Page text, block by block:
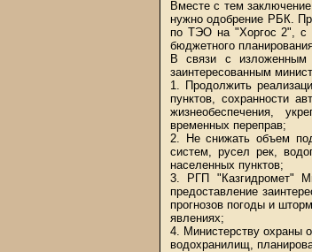
Вместе с тем
нужно одобрение РБК.
по ТЭО на "Хоргос 2", с
бюджетного
В связи с изложенным
заинтересованным
1. Продолжить
пунктов, сохранности
жизнеобеспечения,
временных переправ;
2. Не снижать объем
систем, русел рек,
населенных пунктов;
3. РГП "Казгидромет"
предоставление
прогнозов погоды и
явлениях;
4. Министерству охраны
водохранилищ,